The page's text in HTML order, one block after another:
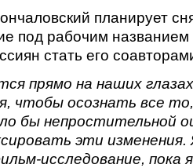
планирует
под рабочим названием
стать его
прямо на наших
чтобы осознать все
бы непростительной
эти изменения.
исследование, пока